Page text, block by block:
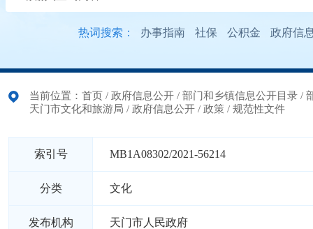
热词搜索： 办事指南 社保 公积金 政府信
当前位置： 首页 / 政府信息公开 / 部门和乡镇信息公开目录 /
天门市文化和旅游局 / 政府信息公开 / 政策 / 规范性文件
索引号 MB1A08302/2021-56214
分类 文化
发布机构 天门市人民政府